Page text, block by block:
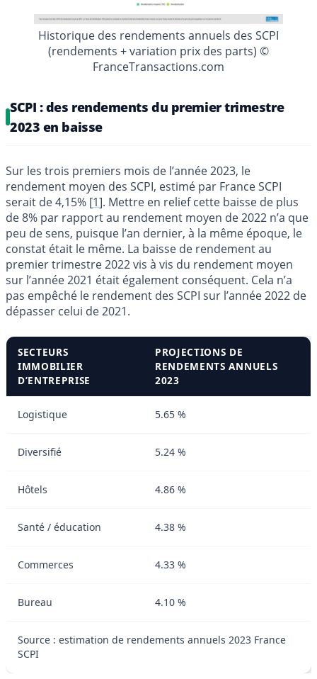
Historique des rendements annuels des SCPI
(rendements + variation prix des parts) ©
FranceTransactions.com
SCPI : des rendements du premier trimestre
2023 en baisse
Sur les trois premiers mois de l’année 2023, le
rendement moyen des SCPI, estimé par France SCPI
serait de 4,15% [1]. Mettre en relief cette baisse de plus
de 8% par rapport au rendement moyen de 2022 n’a que
peu de sens, puisque l’an dernier, à la même époque, le
constat était le même. La baisse de rendement au
premier trimestre 2022 vis à vis du rendement moyen
sur l’année 2021 était également conséquent. Cela n’a
pas empêché le rendement des SCPI sur l’année 2022 de
dépasser celui de 2021.
SECTEURS
IMMOBILIER
D’ENTREPRISE
PROJECTIONS DE
RENDEMENTS ANNUELS
2023
Logistique 5.65 %
Diversifié 5.24 %
Hôtels 4.86 %
Santé / éducation 4.38 %
Commerces 4.33 %
Bureau 4.10 %
Source : estimation de rendements annuels 2023 France
SCPI